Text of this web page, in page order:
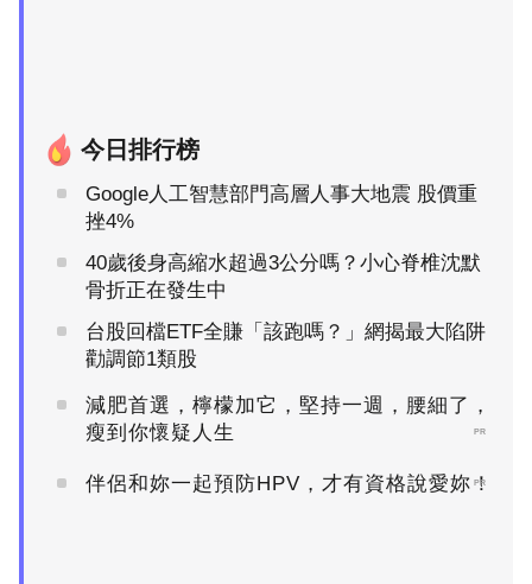
今日排行榜
Google人工智慧部門高層人事大地震 股價重
挫4%
40歲後身高縮水超過3公分嗎？小心脊椎沈默
骨折正在發生中
台股回檔ETF全賺「該跑嗎？」網揭最大陷阱
勸調節1類股
減肥首選，檸檬加它，堅持一週，腰細了，
瘦到你懷疑人生
PR
伴侶和妳一起預防HPV，才有資格說愛妳！
PR